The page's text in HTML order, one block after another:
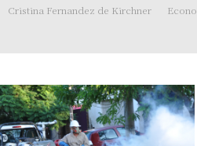
Cristina Fernandez de Kirchner